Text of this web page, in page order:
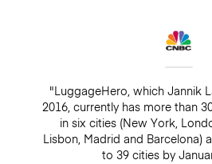
"LuggageHero, which Jannik
2016, currently has more than
in six cities (New York,
Lisbon, Madrid and Barcelona)
to 39 cities by